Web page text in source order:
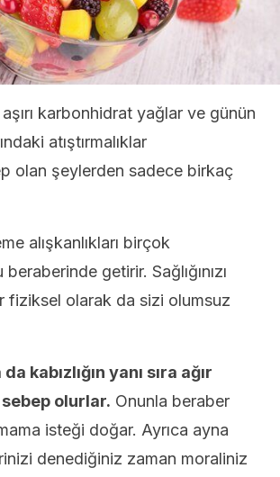
karbonhidrat yağlar ve günün
atıştırmalıklar
olan şeylerden sadece birkaç
alışkanlıkları birçok
getirir. Sağlığınızı
fiziksel olarak da sizi olumsuz
kabızlığın yanı sıra ağır
olurlar. Onunla beraber
isteği doğar. Ayrıca ayna
denediğiniz zaman moraliniz